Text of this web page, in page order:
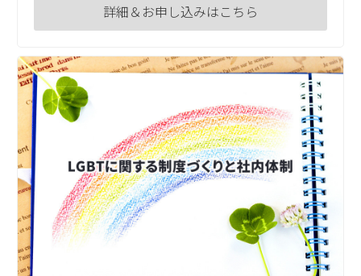
詳細＆お申し込みはこちら